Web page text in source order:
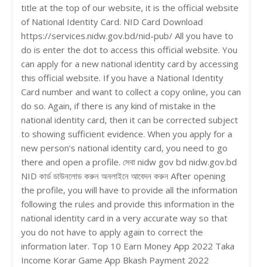
title at the top of our website, it is the official website
of National Identity Card. NID Card Download
https://services.nidw.gov.bd/nid-pub/ All you have to
do is enter the dot to access this official website. You
can apply for a new national identity card by accessing
this official website. If you have a National Identity
Card number and want to collect a copy online, you can
do so. Again, if there is any kind of mistake in the
national identity card, then it can be corrected subject
to showing sufficient evidence. When you apply for a
new person’s national identity card, you need to go
there and open a profile. সেবা nidw gov bd nidw.gov.bd
NID কার্ড ডাউনলোড করুন অনলাইনে আবেদন করুন After opening
the profile, you will have to provide all the information
following the rules and provide this information in the
national identity card in a very accurate way so that
you do not have to apply again to correct the
information later. Top 10 Earn Money App 2022 Taka
Income Korar Game App Bkash Payment 2022